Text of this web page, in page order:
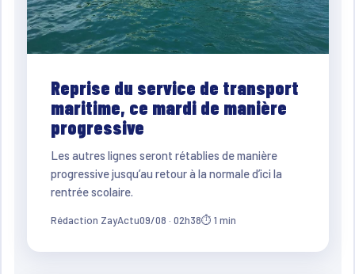
Reprise du service de transport
maritime, ce mardi de manière
progressive
Les autres lignes seront rétablies de manière
progressive jusqu’au retour à la normale d’ici la
rentrée scolaire.
Rédaction ZayActu09/08 · 02h38⏱ 1 min